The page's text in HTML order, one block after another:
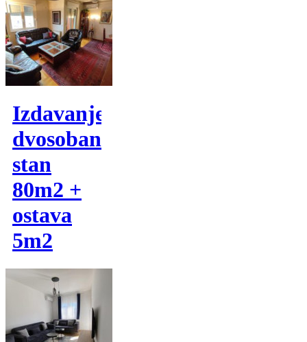
Izdavanje,
dvosoban
stan
80m2 +
ostava
5m2